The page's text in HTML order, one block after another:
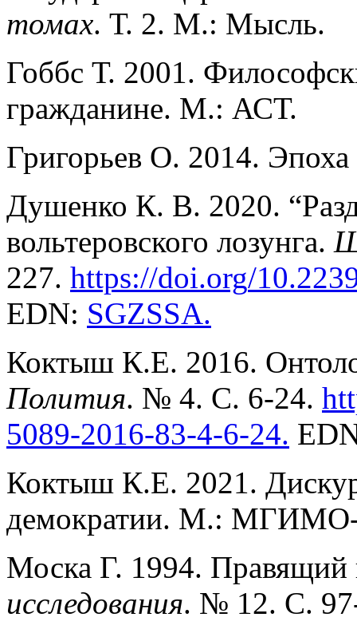
томах. Т. 2. М.: Мысль.
Гоббс Т. 2001.
гражданине. М.: АСТ.
Григорьев О. 2014.
Душенко К. В. 2020.
вольтеровского лозунга.
227. https://doi.org/
EDN: SGZSSA.
Коктыш К.Е. 2016.
Полития. № 4. С. 6-24.
5089-2016-83-4-6-24.
Коктыш К.Е. 2021.
демократии. М.: МГИМО-
Моска Г. 1994. Правящий
исследования. № 12. С.